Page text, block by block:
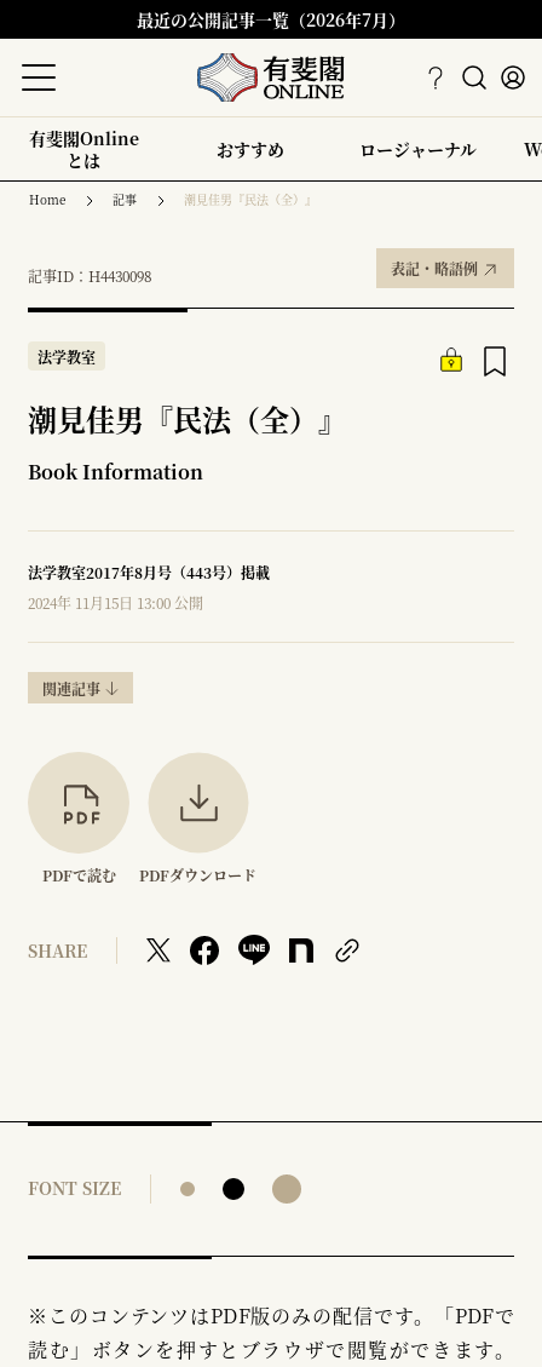
最近の公開記事一覧（2026年7月）
有斐閣Online
とは
おすすめ ロージャーナル
Home 記事 潮見佳男『民法（全）』
記事ID：H4430098 表記・略語例
法学教室
潮見佳男『民法（全）』
Book Information
法学教室2017年8月号（443号）掲載
2024年 11月15日 13:00 公開
関連記事
PDFで読む PDFダウンロード
SHARE
FONT SIZE
※このコンテンツはPDF版のみの配信です。「PDFで
読む」ボタンを押すとブラウザで閲覧ができます。